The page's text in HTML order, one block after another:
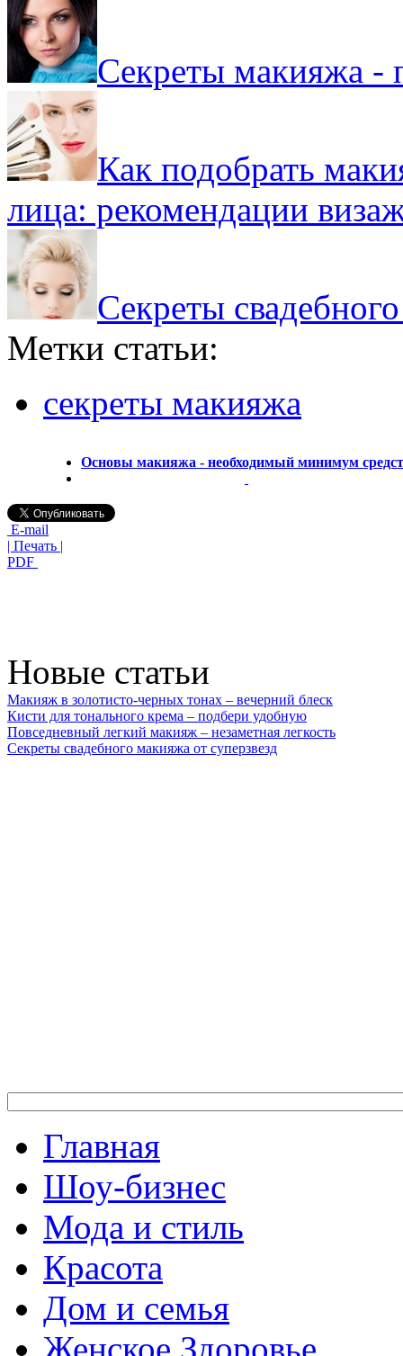
Секреты макияжа -
Как подобрать
лица: рекомендации
Секреты
Метки статьи:
секреты макияжа
Основы макияжа - необходимый минимум
E-mail
| Печать |
PDF
Новые статьи
Макияж в золотисто-черных тонах – вечерний блеск
Кисти для тонального крема – подбери удобную
Повседневный легкий макияж – незаметная легкость
Секреты свадебного макияжа от суперзвезд
Главная
Шоу-бизнес
Мода и стиль
Красота
Дом и семья
Женское Здоровье